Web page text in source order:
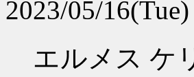
2023/05/
エルメス